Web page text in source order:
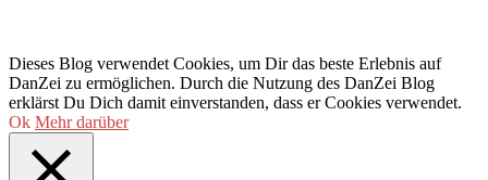
Dieses Blog verwendet Cookies, um Dir das beste Erlebnis auf
DanZei zu ermöglichen. Durch die Nutzung des DanZei Blog
erklärst Du Dich damit einverstanden, dass er Cookies verwendet.
Ok Mehr darüber